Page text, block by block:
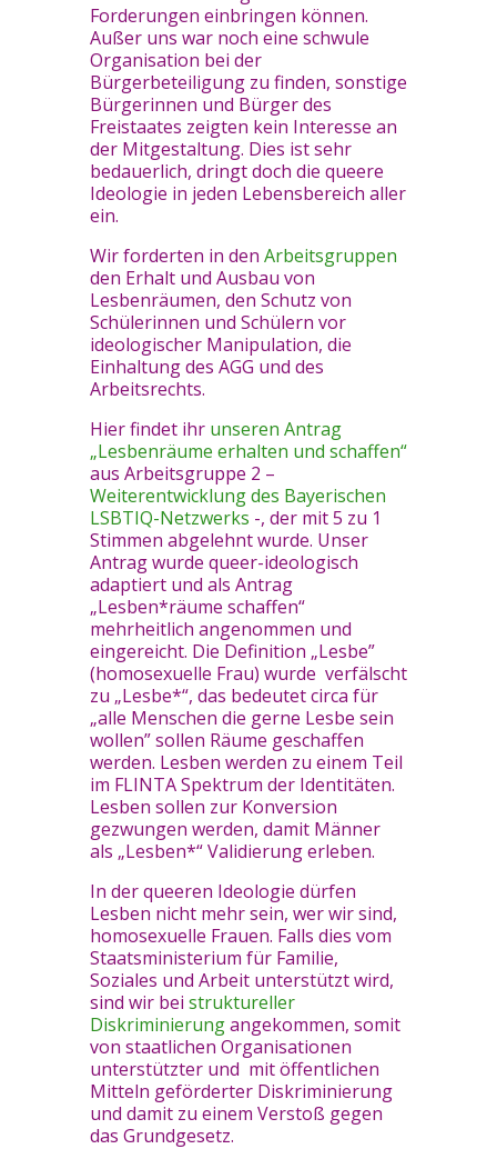
Forderungen einbringen können.
Außer uns war noch eine schwule
Organisation bei der
Bürgerbeteiligung zu finden, sonstige
Bürgerinnen und Bürger des
Freistaates zeigten kein Interesse an
der Mitgestaltung. Dies ist sehr
bedauerlich, dringt doch die queere
Ideologie in jeden Lebensbereich aller
ein.
Wir forderten in den Arbeitsgruppen
den Erhalt und Ausbau von
Lesbenräumen, den Schutz von
Schülerinnen und Schülern vor
ideologischer Manipulation, die
Einhaltung des AGG und des
Arbeitsrechts.
Hier findet ihr unseren Antrag
„Lesbenräume erhalten und schaffen“
aus Arbeitsgruppe 2 –
Weiterentwicklung des Bayerischen
LSBTIQ-Netzwerks -, der mit 5 zu 1
Stimmen abgelehnt wurde. Unser
Antrag wurde queer-ideologisch
adaptiert und als Antrag
„Lesben*räume schaffen“
mehrheitlich angenommen und
eingereicht. Die Definition „Lesbe”
(homosexuelle Frau) wurde verfälscht
zu „Lesbe*“, das bedeutet circa für
„alle Menschen die gerne Lesbe sein
wollen” sollen Räume geschaffen
werden. Lesben werden zu einem Teil
im FLINTA Spektrum der Identitäten.
Lesben sollen zur Konversion
gezwungen werden, damit Männer
als „Lesben*“ Validierung erleben.
In der queeren Ideologie dürfen
Lesben nicht mehr sein, wer wir sind,
homosexuelle Frauen. Falls dies vom
Staatsministerium für Familie,
Soziales und Arbeit unterstützt wird,
sind wir bei struktureller
Diskriminierungangekommen, somit
von staatlichen Organisationen
unterstützter und mit öffentlichen
Mitteln geförderter Diskriminierung
und damit zu einem Verstoß gegen
das Grundgesetz.